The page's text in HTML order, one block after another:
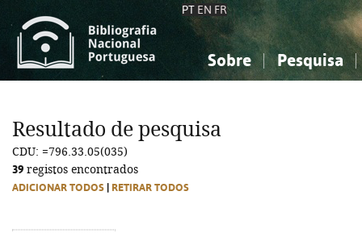
PT EN FR
Sobre Pesquisa
Ciências sociais...
Ciências sociais...
Resultado de pesquisa
CDU: =796.33.05(035)
39 registos encontrados
ADICIONAR TODOS RETIRAR TODOS